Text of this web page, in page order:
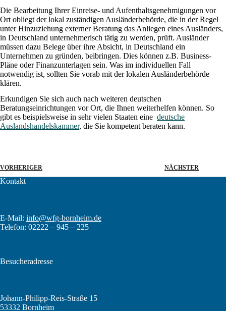
Die Bearbeitung Ihrer Einreise- und Aufenthaltsgenehmigungen vor
Ort obliegt der lokal zuständigen Ausländerbehörde, die in der Regel
unter Hinzuziehung externer Beratung das Anliegen eines Ausländers,
in Deutschland unternehmerisch tätig zu werden, prüft. Ausländer
müssen dazu Belege über ihre Absicht, in Deutschland ein
Unternehmen zu gründen, beibringen. Dies können z.B. Business-
Pläne oder Finanzunterlagen sein. Was im individuellen Fall
notwendig ist, sollten Sie vorab mit der lokalen Ausländerbehörde
klären.
Erkundigen Sie sich auch nach weiteren deutschen
Beratungseinrichtungen vor Ort, die Ihnen weiterhelfen können. So
gibt es beispielsweise in sehr vielen Staaten eine deutsche
Auslandshandelskammer, die Sie kompetent beraten kann.
VORHERIGER NÄCHSTER
Kontakt
E-Mail: info@wfg-bornheim.de
Telefon: 02222 – 945 – 225
Besucheradresse
Johann-Philipp-Reis-Straße 15
53332 Bornheim